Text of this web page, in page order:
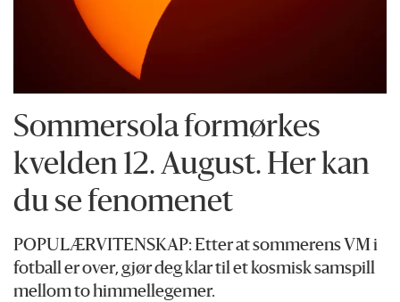
Sommersola formørkes
kvelden 12. August. Her kan
du se fenomenet
POPULÆRVITENSKAP: Etter at sommerens VM i
fotball er over, gjør deg klar til et kosmisk samspill
mellom to himmellegemer.